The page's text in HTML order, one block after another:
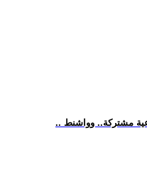
مشتركة.. وواشنط